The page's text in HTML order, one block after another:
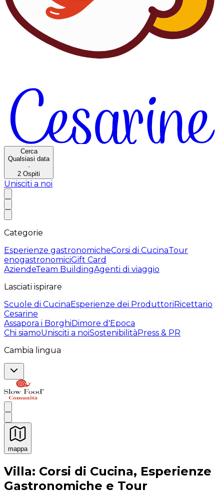
Cerca
Qualsiasi data
·
2 Ospiti
Unisciti a noi
Categorie
Esperienze gastronomicheCorsi di CucinaTour
enogastronomiciGift Card
AziendeTeam BuildingAgenti di viaggio
Lasciati ispirare
Scuole di CucinaEsperienze dei ProduttoriRicettario
Cesarine
Assapora i BorghiDimore d'Epoca
Chi siamoUnisciti a noiSostenibilitàPress & PR
Cambia lingua
mappa
Esperienze culinarie indimenticabili: Esperienze
Villa: Corsi di Cucina, Esperienze
Gastronomiche e Tour